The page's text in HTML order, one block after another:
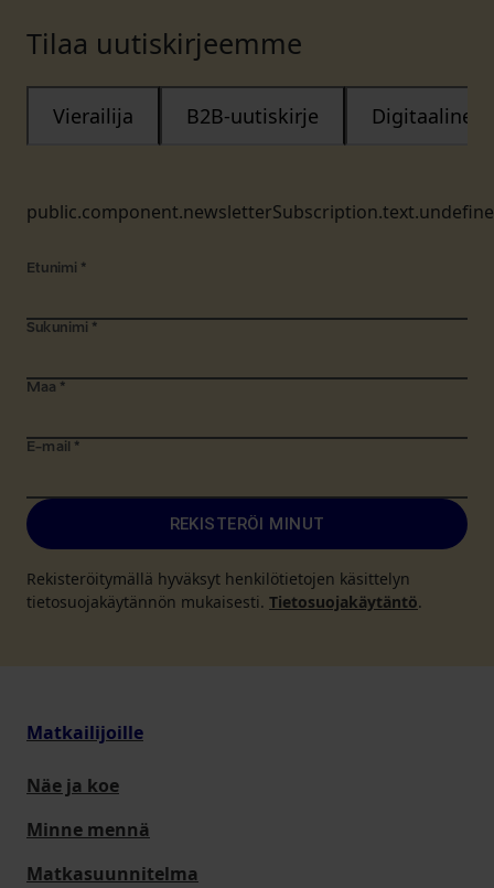
Tilaa uutiskirjeemme
Vierailija B2B-uutiskirje Digitaalinen
Etunimi *
Sukunimi *
Maa *
E-mail *
REKISTERÖI MINUT
Rekisteröitymällä hyväksyt henkilötietojen käsittelyn
tietosuojakäytännön mukaisesti. Tietosuojakäytäntö.
Matkailijoille
Näe ja koe
Minne mennä
Matkasuunnitelma